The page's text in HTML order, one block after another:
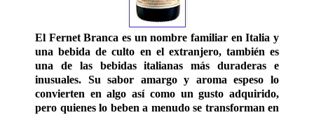
El Fernet Branca es un nombre familiar en Italia y
una bebida de culto en el extranjero, también es
una de las bebidas italianas más duraderas e
inusuales. Su sabor amargo y aroma espeso lo
convierten en algo así como un gusto adquirido,
pero quienes lo beben a menudo se transforman en